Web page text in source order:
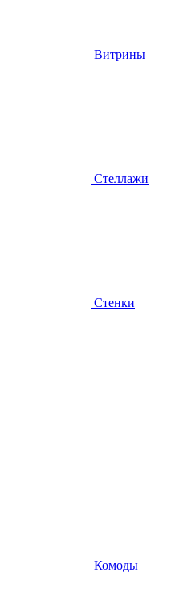
Витрины
Стеллажи
Стенки
Комоды